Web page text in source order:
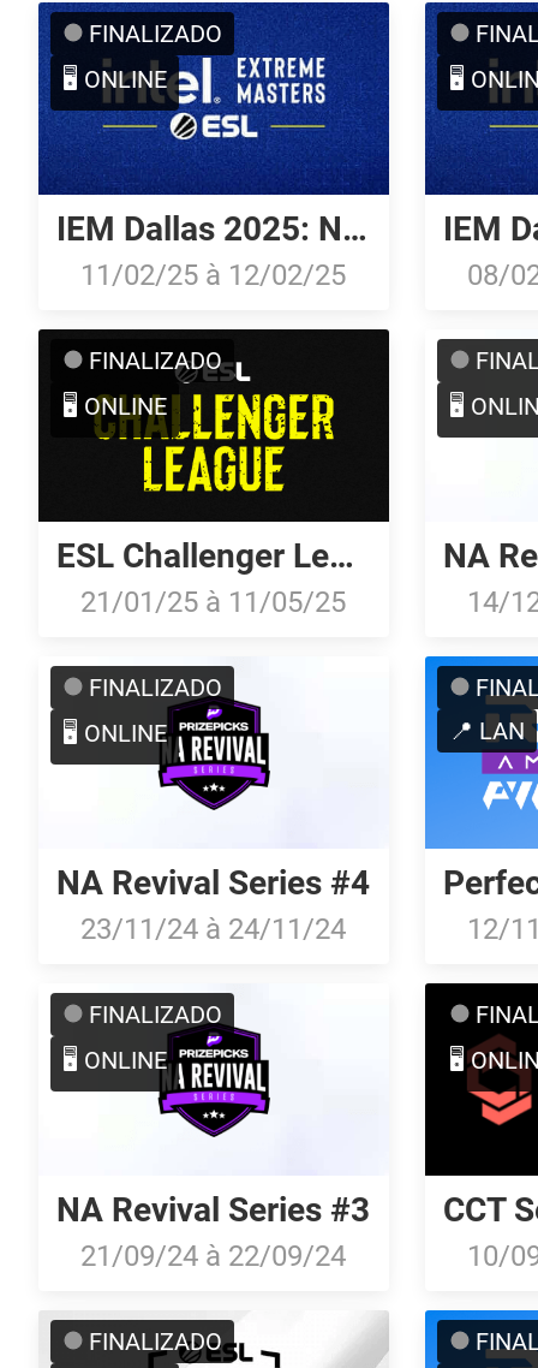
FINALIZADO
🖥️ ONLINE
IEM Dallas 2025: North American Qualifier
11/02/25 à 12/02/25
🖥️
08/
FINALIZADO
🖥️ ONLINE
ESL Challenger League Season 49: North America
21/01/25 à 11/05/25
🖥️
NA
14/
FINALIZADO
🖥️ ONLINE
NA Revival Series #4
23/11/24 à 24/11/24
📍 LAN
12/
FINALIZADO
🖥️ ONLINE
NA Revival Series #3
21/09/24 à 22/09/24
🖥️
10/
FINALIZADO